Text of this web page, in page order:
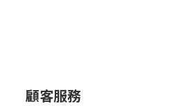
顧客服務